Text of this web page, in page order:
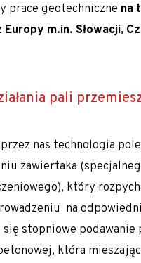
tunelowe
i mikropale geotermalne
się z aktualnościami
prace geotechniczne na
m.in. Słowacji,
pali
nas technologia
zawiertaka
który
na
się stopniowe podawanie
która